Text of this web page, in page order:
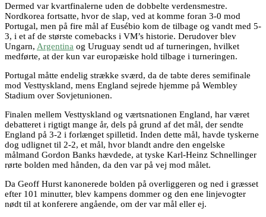
Dermed var kvartfinalerne uden de dobbelte verdensmestre.
Nordkorea fortsatte, hvor de slap, ved at komme foran 3-0 mod
Portugal, men på fire mål af Eusébio kom de tilbage og vandt med 5-
3, i et af de største comebacks i VM’s historie. Derudover blev
Ungarn, Argentina og Uruguay sendt ud af turneringen, hvilket
medførte, at der kun var europæiske hold tilbage i turneringen.
Portugal måtte endelig strække sværd, da de tabte deres semifinale
mod Vesttyskland, mens England sejrede hjemme på Wembley
Stadium over Sovjetunionen.
Finalen mellem Vesttyskland og værtsnationen England, har været
debatteret i rigtigt mange år, dels på grund af det mål, der sendte
England på 3-2 i forlænget spilletid. Inden dette mål, havde tyskerne
dog udlignet til 2-2, et mål, hvor blandt andre den engelske
målmand Gordon Banks hævdede, at tyske Karl-Heinz Schnellinger
rørte bolden med hånden, da den var på vej mod målet.
Da Geoff Hurst kanonerede bolden på overliggeren og ned i græsset
efter 101 minutter, blev kampens dommer og den ene linjevogter
nødt til at konferere angående, om der var mål eller ej.